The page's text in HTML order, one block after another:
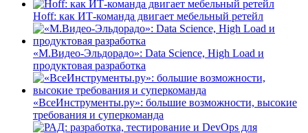
Hoff: как ИТ-команда двигает мебельный ретейл
«М.Видео-Эльдорадо»: Data Science, High Load и
продуктовая разработка
«ВсеИнструменты.ру»: большие возможности, высокие
требования и суперкоманда